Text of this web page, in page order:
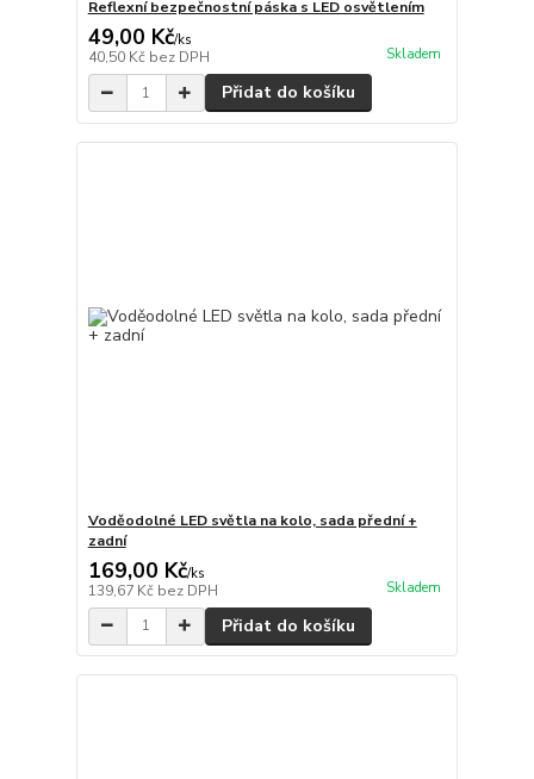
Reflexní bezpečnostní páska s LED osvětlením
49,00 Kč/ks
40,50 Kč bez DPH Skladem
Přidat do košíku
Voděodolné LED světla na kolo, sada přední +
zadní
169,00 Kč/ks
139,67 Kč bez DPH Skladem
Přidat do košíku